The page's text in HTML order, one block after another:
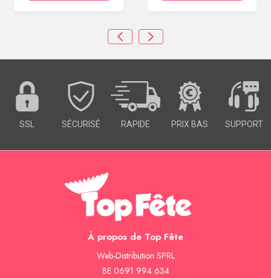
SSL SÉCURISÉ RAPIDE PRIX BAS SUPPORT
À propos de Top Fête
Web-Distribution SPRL
BE 0691 994 634